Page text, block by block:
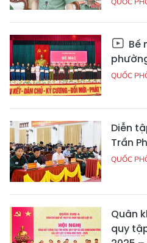
Bế
QUỐC
Diễn
Trần
QUỐC
Quân
quy